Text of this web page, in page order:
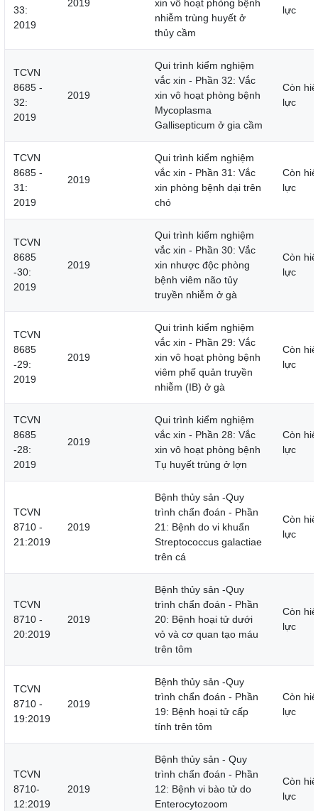
33:
2019
2019
xin vô hoạt phòng bệnh
nhiễm trùng huyết ở
thủy cầm
lực
TCVN
8685 -
32:
2019
2019
Qui trình kiểm nghiệm
vắc xin - Phần 32: Vắc
xin vô hoạt phòng bệnh
Mycoplasma
Gallisepticum ở gia cầm
Còn
lực
TCVN
8685 -
31:
2019
2019
Qui trình kiểm nghiệm
vắc xin - Phần 31: Vắc
xin phòng bệnh dại trên
chó
Còn
lực
TCVN
8685
-30:
2019
2019
Qui trình kiểm nghiệm
vắc xin - Phần 30: Vắc
xin nhược độc phòng
bệnh viêm não tủy
truyền nhiễm ở gà
Còn
lực
TCVN
8685
-29:
2019
2019
Qui trình kiểm nghiệm
vắc xin - Phần 29: Vắc
xin vô hoạt phòng bệnh
viêm phế quản truyền
nhiễm (IB) ở gà
Còn
lực
TCVN
8685
-28:
2019
2019
Qui trình kiểm nghiệm
vắc xin - Phần 28: Vắc
xin vô hoạt phòng bệnh
Tụ huyết trùng ở lợn
Còn
lực
TCVN
8710 -
21:2019
2019
Bệnh thủy sản -Quy
trình chẩn đoán - Phần
21: Bệnh do vi khuẩn
Streptococcus galactiae
trên cá
Còn
lực
TCVN
8710 -
20:2019
2019
Bệnh thủy sản -Quy
trình chẩn đoán - Phần
20: Bệnh hoại tử dưới
vỏ và cơ quan tạo máu
trên tôm
Còn
lực
TCVN
8710 -
19:2019
2019
Bệnh thủy sản -Quy
trình chẩn đoán - Phần
19: Bệnh hoại tử cấp
tính trên tôm
Còn
lực
TCVN
8710-
12:2019
2019
Bệnh thủy sản - Quy
trình chẩn đoán - Phần
12: Bệnh vi bào tử do
Enterocytozoom
Còn
lực